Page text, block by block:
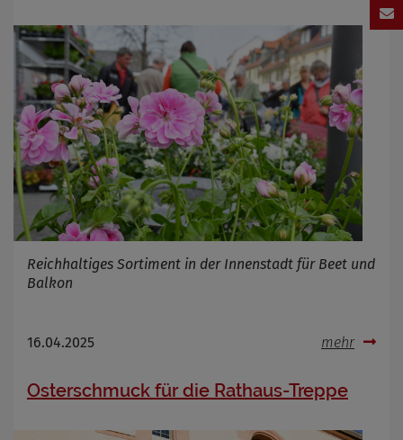
Reichhaltiges Sortiment in der Innenstadt für Beet und
Balkon
16.04.2025 mehr
Osterschmuck für die Rathaus-Treppe